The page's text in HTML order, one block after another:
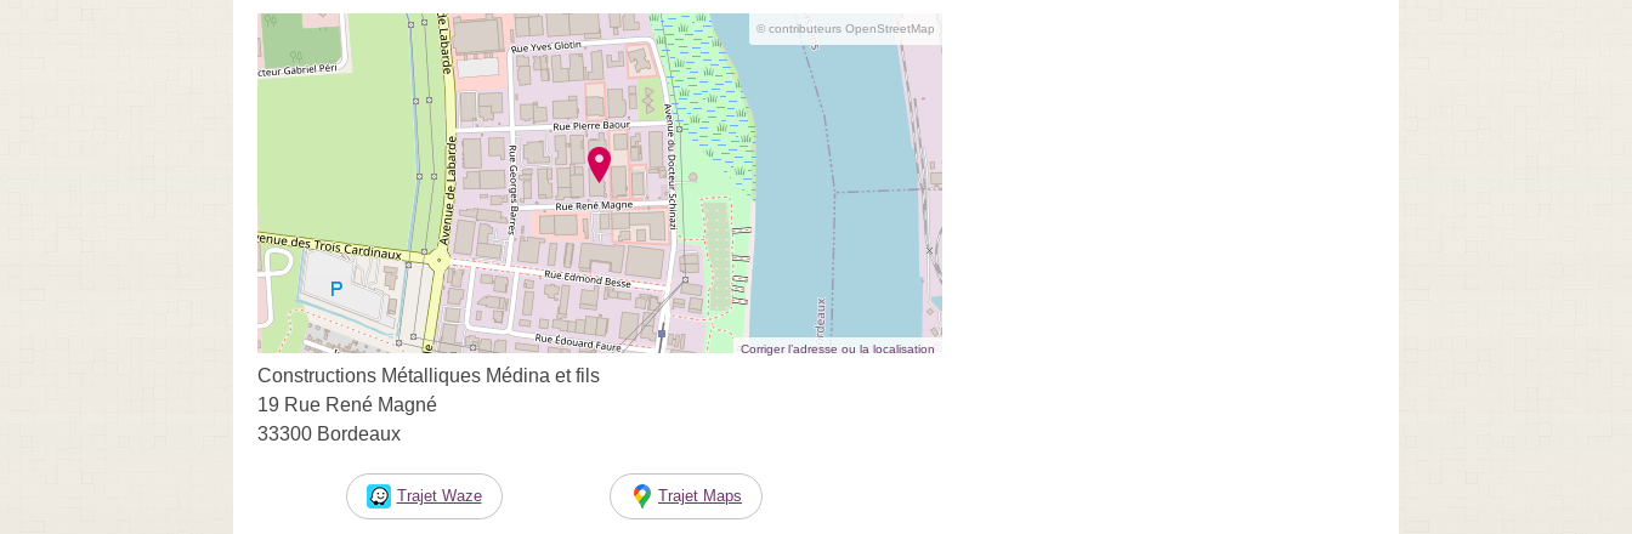
© contributeurs OpenStreetMap
Corriger l’adresse ou la localisation
Constructions Métalliques Médina et fils
19 Rue René Magné
33300 Bordeaux
Trajet Waze Trajet Maps